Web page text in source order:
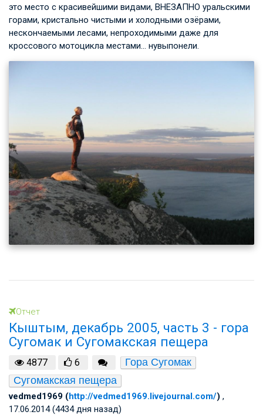
это место с красивейшими видами, ВНЕЗАПНО уральскими
горами, кристально чистыми и холодными озёрами,
нескончаемыми лесами, непроходимыми даже для
кроссового мотоцикла местами… нувыпонели.
Отчет
Кыштым, декабрь 2005, часть 3 - гора
Сугомак и Сугомакская пещера
4877 6
Гора Сугомак
Сугомакская пещера
vedmed1969 (http://vedmed1969.livejournal.com/) ,
17.06.2014 (4434 дня назад)